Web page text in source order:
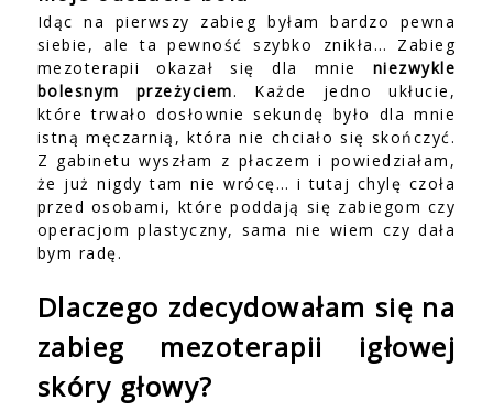
Idąc na pierwszy zabieg byłam bardzo pewna
siebie, ale ta pewność szybko znikła… Zabieg
mezoterapii okazał się dla mnie niezwykle
bolesnym przeżyciem. Każde jedno ukłucie,
które trwało dosłownie sekundę było dla mnie
istną męczarnią, która nie chciało się skończyć.
Z gabinetu wyszłam z płaczem i powiedziałam,
że już nigdy tam nie wrócę… i tutaj chylę czoła
przed osobami, które poddają się zabiegom czy
operacjom plastyczny, sama nie wiem czy dała
bym radę.
Dlaczego zdecydowałam się na
zabieg mezoterapii igłowej
skóry głowy?